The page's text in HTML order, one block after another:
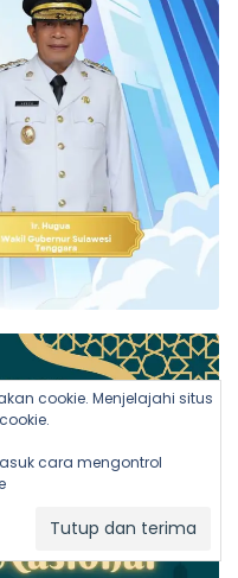
cookie. Menjelajahi situs
cara mengontrol